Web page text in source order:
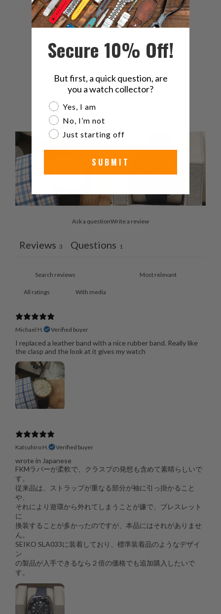
5 67%
33
Ask a questionWrite a review
Reviews 3 Questions 1
With media
Michael H. Verified buyer
I replaced a leather band with a nice rubber band. Really like
the clasp and the look at it gives my watch
Katsuhiro H. Verified buyer
wrote in Japanese
FKMラバーが柔軟で、クラスプの発想も含めて素晴らしいで
す。
従来品は、ストラップが重なる部分が袖に引っ掛かること
や、
それにより遊環から外れてしまうことが嫌で、ブレスレット
に
換装することが多かったのですが、本品にはそれがありませ
ん。
SEIKO SLA033に装着しており、標準装着品のようなデザイ
ン
の製品が入手できるなら２倍の価格でも追加購入したいで
す。
Secure 10% Off!
But first, a quick question, are
you a watch collector?
Are you a watch collector?
Yes, I am
No, I’m not
Just starting off
SUBMIT